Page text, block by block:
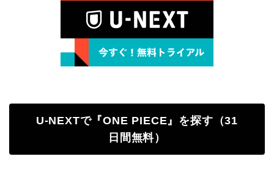
U-NEXTで『ONE PIECE』を探す（31
日間無料）